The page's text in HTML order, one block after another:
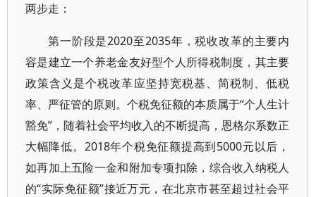
两步走：
第一阶段是2020至2035年，税收改革的主要内
容是建立一个养老金友好型个人所得税制度，其主要
政策含义是个税改革应坚持宽税基、简税制、低税
率、严征管的原则。个税免征额的本质属于“个人生计
豁免”，随着社会平均收入的不断提高，恩格尔系数正
大幅降低。2018年个税免征额提高到5000元以后，
如再加上五险一金和附加专项扣除，综合收入纳税人
的“实际免征额”接近万元，在北京市甚至超过社会平